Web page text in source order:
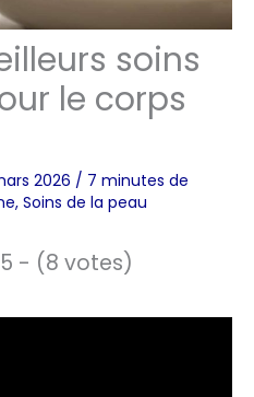
soins
le corps
2026 / 7 minutes de
, Soins de la peau
- (8 votes)